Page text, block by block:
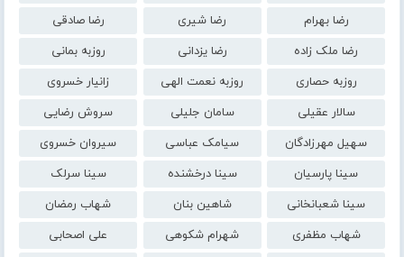
رضا بهرام
رضا شیری
رضا صادقی
رضا ملک زاده
رضا یزدانی
روزبه بمانی
روزبه حصاری
روزبه نعمت الهی
زانیار خسروی
سالار عقیلی
سامان جلیلی
سروش رضایی
سهیل مهرزادگان
سیامک عباسی
سیروان خسروی
سینا پارسیان
سینا درخشنده
سینا سرلک
سینا شعبانخانی
شاهین بنان
شهاب رمضان
شهاب مظفری
شهرام شکوهی
علی اصحابی